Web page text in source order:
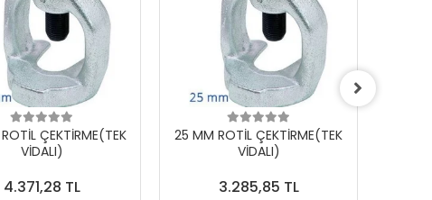
ÇEKTİRME(TEK
VİDALI)
4.371,28 TL
25 MM ROTİL ÇEKTİRME(TEK
VİDALI)
3.285,85 TL